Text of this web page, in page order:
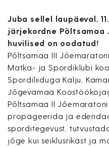
Juba sellel laupäeval,
järjekordne Põltsamaa
huvilised on oodatud!
Põltsamaa III
Matka- ja Spordiklubi
Spordiliiduga Kalju,
Jõgevamaa
Põltsamaa II
propageerida ja
sporditegevust,
jõge kui seiklusrikast ja